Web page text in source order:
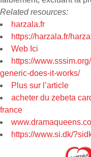
Related resources:
harzala.fr
https://harzala.fr/
Web Ici
https://
generic-does-it-works/
Plus sur l’article
acheter du zebeta
france
https://www.si.dk/